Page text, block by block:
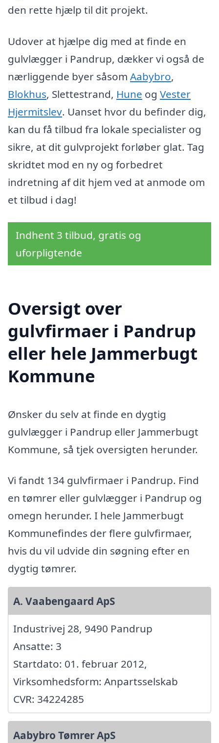
den rette hjælp til dit projekt.
Udover at hjælpe dig med at finde en
gulvlægger i Pandrup, dækker vi også de
nærliggende byer såsom Aabybro,
Blokhus, Slettestrand, Hune og Vester
Hjermitslev. Uanset hvor du befinder dig,
kan du få tilbud fra lokale specialister og
sikre, at dit gulvprojekt forløber glat. Tag
skridtet mod en ny og forbedret
indretning af dit hjem ved at anmode om
et tilbud i dag!
Indhent 3 tilbud, gratis og
uforpligtende
Oversigt over
gulvfirmaer i Pandrup
eller hele Jammerbugt
Kommune
Ønsker du selv at finde en dygtig
gulvlægger i Pandrup eller Jammerbugt
Kommune, så tjek oversigten herunder.
Vi fandt 134 gulvfirmaer i Pandrup. Find
en tømrer eller gulvlægger i Pandrup og
omegn herunder. I hele Jammerbugt
Kommunefindes der flere gulvfirmaer,
hvis du vil udvide din søgning efter en
dygtig tømrer.
A. Vaabengaard ApS
Industrivej 28, 9490 Pandrup
Ansatte: 3
Startdato: 01. februar 2012,
Virksomhedsform: Anpartsselskab
CVR: 34224285
Aabybro Tømrer ApS